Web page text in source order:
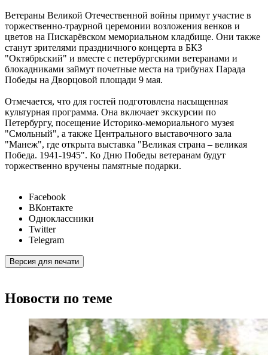
Ветераны Великой Отечественной войны примут участие в
торжественно-траурной церемонии возложения венков и
цветов на Пискарёвском мемориальном кладбище. Они также
станут зрителями праздничного концерта в БКЗ
"Октябрьский" и вместе с петербургскими ветеранами и
блокадниками займут почетные места на трибунах Парада
Победы на Дворцовой площади 9 мая.
Отмечается, что для гостей подготовлена насыщенная
культурная программа. Она включает экскурсии по
Петербургу, посещение Историко-мемориального музея
"Смольный", а также Центрального выставочного зала
"Манеж", где открыта выставка "Великая страна – великая
Победа. 1941-1945". Ко Дню Победы ветеранам будут
торжественно вручены памятные подарки.
Facebook
ВКонтакте
Одноклассники
Twitter
Telegram
Версия для печати
Новости по теме